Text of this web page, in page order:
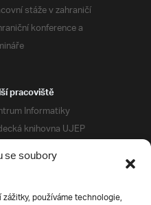
se soubory
používáme technologie,
stáže v zahraničí
konference a
pracoviště
Informatiky
knihovna UJEP
kolejí a menz
centrum podpory